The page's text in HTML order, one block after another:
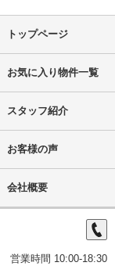
トップページ
お気に入り物件一覧
スタッフ紹介
お客様の声
会社概要
営業時間 10:00-18:30